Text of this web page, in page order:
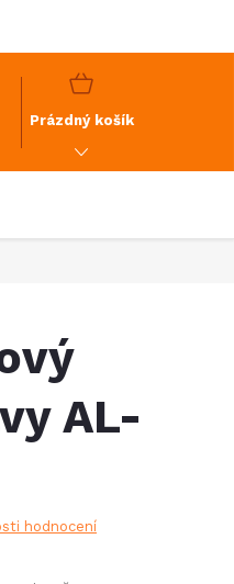
NÁKUPNÍ
Prázdný košík
AL-
hodnocení